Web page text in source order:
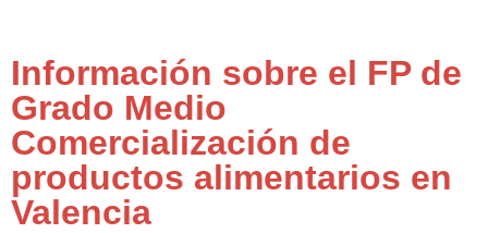
Información sobre el FP de
Grado Medio
Comercialización de
productos alimentarios en
Valencia